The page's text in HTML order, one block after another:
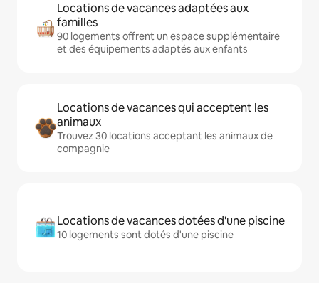
Locations de vacances adaptées aux
familles
90 logements offrent un espace supplémentaire
et des équipements adaptés aux enfants
Locations de vacances qui acceptent les
animaux
Trouvez 30 locations acceptant les animaux de
compagnie
Locations de vacances dotées d'une piscine
10 logements sont dotés d'une piscine